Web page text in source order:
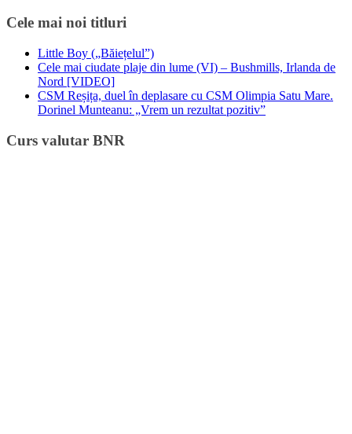
Cele mai noi titluri
Little Boy („Băiețelul”)
Cele mai ciudate plaje din lume (VI) – Bushmills, Irlanda de
Nord [VIDEO]
CSM Reșița, duel în deplasare cu CSM Olimpia Satu Mare.
Dorinel Munteanu: „Vrem un rezultat pozitiv”
Curs valutar BNR